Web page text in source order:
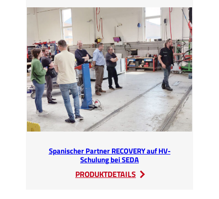
RECOVERY
auf
HV-
Schulung
bei
SEDA
Spanischer Partner RECOVERY auf HV-
Schulung bei SEDA
PRODUKTDETAILS
: